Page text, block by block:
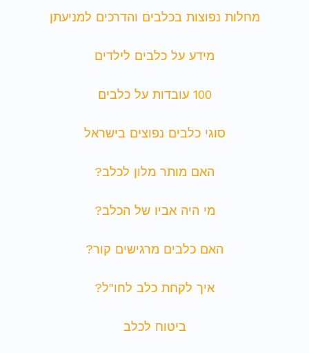
מחלות נפוצות בכלבים והדרכים למניעתן
מידע על כלבים לילדים
100 עובדות על כלבים
סוגי כלבים נפוצים בישראל
האם מותר מלון לכלב?
מי היה אביו של הכלב?
האם כלבים מרגישים קור?
איך לקחת כלב לחו"ל?
ביטוח לכלב